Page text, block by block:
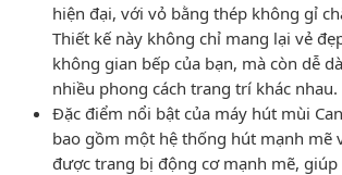
hiện đại, với vỏ bằng thép không gỉ
Thiết kế này không chỉ mang lại vẻ
không gian bếp của bạn, mà còn dễ
nhiều phong cách trang trí khác nhau.
Đặc điểm nổi bật của máy hút mùi
bao gồm một hệ thống hút mạnh mẽ
được trang bị động cơ mạnh mẽ,